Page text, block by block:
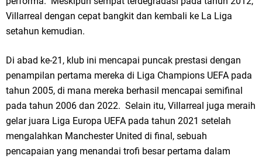
Villarreal dengan cepat bangkit dan kembali ke La Liga
setahun kemudian.
Di abad ke-21, klub ini mencapai puncak prestasi dengan
penampilan pertama mereka di Liga Champions UEFA pada
tahun 2005, di mana mereka berhasil mencapai semifinal
pada tahun 2006 dan 2022. Selain itu, Villarreal juga meraih
gelar juara Liga Europa UEFA pada tahun 2021 setelah
mengalahkan Manchester United di final, sebuah
pencapaian yang menandai trofi besar pertama dalam